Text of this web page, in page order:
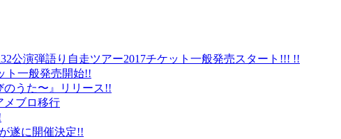
公演弾語り自走ツアー2017チケット一般発売スタート!!! !!
ト一般発売開始!!
うた〜』リリース!!
メブロ移行
遂に開催決定!!